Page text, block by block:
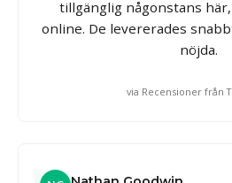
tillgänglig någonstans
online. De levererades
nöjda.
via Recensioner från